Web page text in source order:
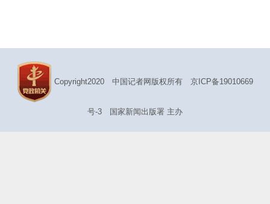
Copyright2020 中国记者网版权所有 京ICP备19010669
号-3 国家新闻出版署 主办